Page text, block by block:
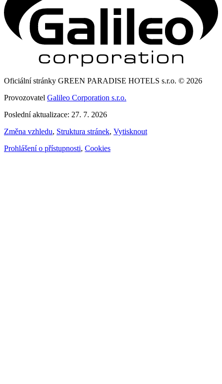
Oficiální stránky GREEN PARADISE HOTELS s.r.o. © 2026
Provozovatel Galileo Corporation s.r.o.
Poslední aktualizace: 27. 7. 2026
Změna vzhledu, Struktura stránek, Vytisknout
Prohlášení o přístupnosti, Cookies